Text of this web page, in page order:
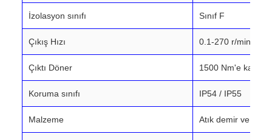
İzolasyon sınıfı Sınıf F
Çıkış Hızı 0.1-270 r/min
Çıktı Döner 1500 Nm'e kadar
Koruma sınıfı IP54 / IP55
Malzeme Atık demir ve